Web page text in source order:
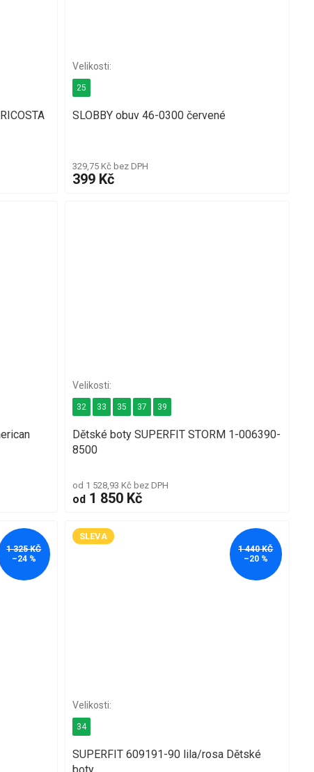
SLOBBY obuv 46-0300 červené
329,75 Kč bez DPH
399 Kč
25
Dětské boty SUPERFIT STORM 1-006390-
8500
od 1 528,93 Kč bez DPH
od1 850 Kč
32 33 35 37 39
1 325 KČ
–24 %
SLEVA
1 440 KČ
–20 %
SUPERFIT 609191-90 lila/rosa Dětské
34